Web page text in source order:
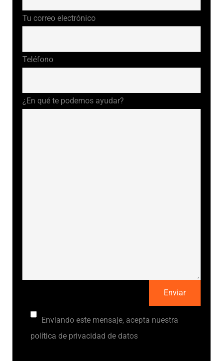
Tu correo electrónico
Teléfono
¿En qué te podemos ayudar?
Enviando este mensaje, acepta nuestra
política de privacidad de datos